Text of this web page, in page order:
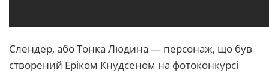
Слендер, або Тонка Людина — персонаж, що був
створений Еріком Кнудсеном на фотоконкурсі